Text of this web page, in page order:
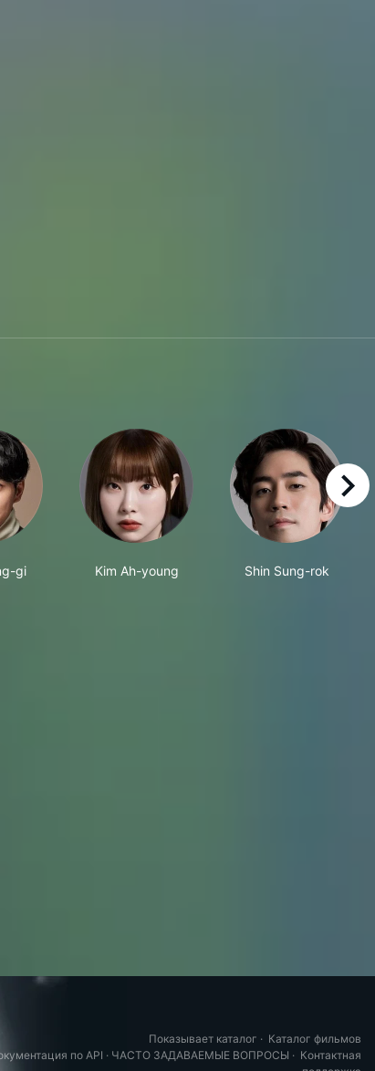
gi Kim Ah-young Shin Sung-rok
right
Показывает каталог · Каталог фильмов
по API · ЧАСТО ЗАДАВАЕМЫЕ ВОПРОСЫ · Контактная